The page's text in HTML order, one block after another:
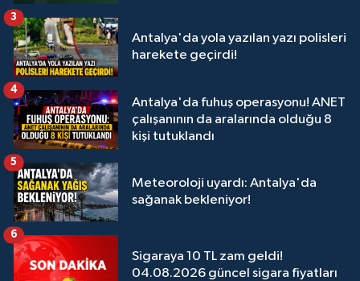
Antalya'da yola yazılan yazı polisleri
harekete geçirdi!
3
Antalya'da fuhuş operasyonu! ANET
çalışanının da aralarında olduğu 8
kişi tutuklandı
4
Meteoroloji uyardı: Antalya'da
sağanak bekleniyor!
5
Sigaraya 10 TL zam geldi!
04.08.2026 güncel sigara fiyatları
6